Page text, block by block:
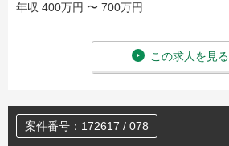
年収 400万円 〜 700万円
この求人を見る
案件番号：172617 / 078